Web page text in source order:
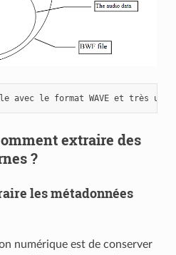
extraire des
?
les métadonnées
numérique est de conserver